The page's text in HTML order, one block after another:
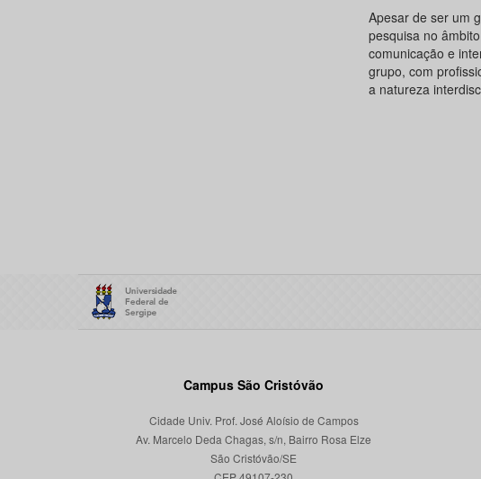
Apesar de ser um
pesquisa no
comunicação e
grupo, com
a natureza
Campus São Cristóvão
Cidade Univ. Prof. José Aloísio de Campos
Av. Marcelo Deda Chagas, s/n, Bairro Rosa Elze
São Cristóvão/SE